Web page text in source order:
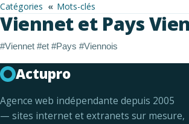
Catégories Mots-clés
Viennet et Pays
#Viennet #et #Pays #Viennois
Actupro
Agence web indépendante depuis 2005
— sites internet et extranets sur mesure,